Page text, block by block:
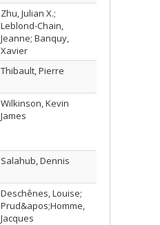
Zhu, Julian X.;
Leblond-Chain,
Jeanne; Banquy,
Xavier
Thibault, Pierre
Wilkinson, Kevin
James
Salahub, Dennis
Deschênes, Louise;
Prud&apos;Homme,
Jacques